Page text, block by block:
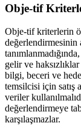
Obje-tif
Obje-tif kriterlerin
değerlendirmesinin
gelir ve
bilgi, beceri ve
temsilcisi için satış
veriler
değerlendirmeye
karşılaşmazlar.